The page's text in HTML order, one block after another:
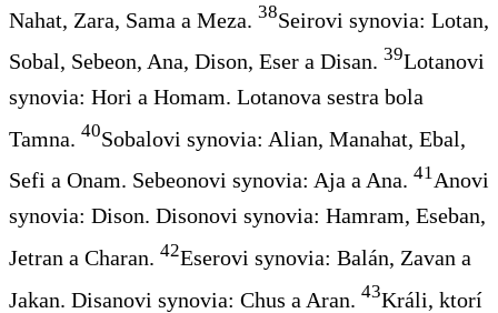
Nahat, Zara, Sama a Meza. 38Seirovi synovia: Lotan,
Sobal, Sebeon, Ana, Dison, Eser a Disan. 39Lotanovi
synovia: Hori a Homam. Lotanova sestra bola
Tamna. 40Sobalovi synovia: Alian, Manahat, Ebal,
Sefi a Onam. Sebeonovi synovia: Aja a Ana. 41Anovi
synovia: Dison. Disonovi synovia: Hamram, Eseban,
Jetran a Charan. 42Eserovi synovia: Balán, Zavan a
Jakan. Disanovi synovia: Chus a Aran. 43Králi, ktorí